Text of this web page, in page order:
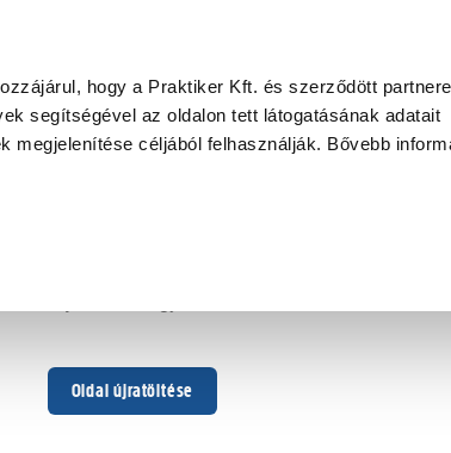
hogy a Praktiker Kft. és szerződött
segítségével az oldalon tett látogatásának adatait
megjelenítése céljából felhasználják. Bővebb
Oldal újratöltése